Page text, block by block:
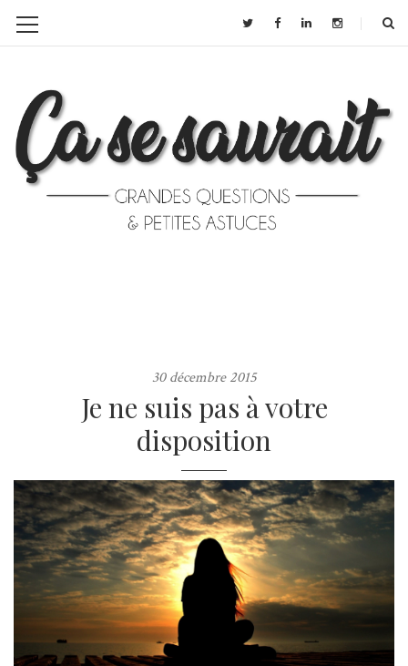
30 décembre 2015
Je ne suis pas à votre
disposition